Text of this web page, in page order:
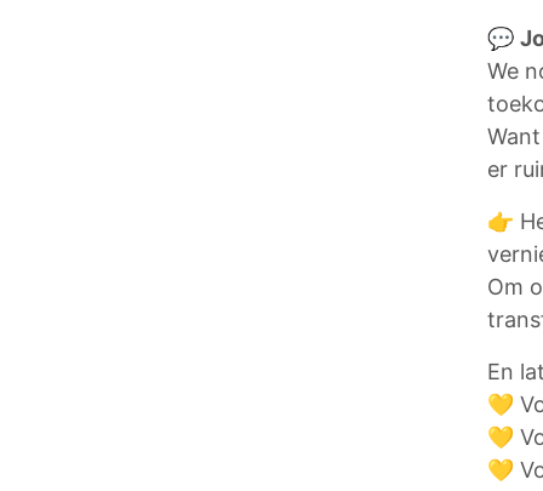
💬
We
er
👉
Om
En
💛
💛
💛